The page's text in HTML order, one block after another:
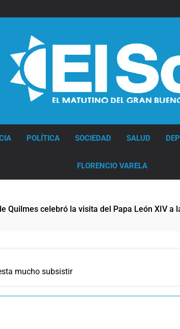
POLÍTICA SOCIEDAD SALUD
FLORENCIO VARELA
celebró la visita del Papa León XIV a la
mucho subsistir